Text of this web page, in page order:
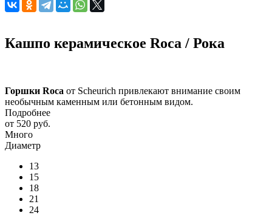
Кашпо керамическое Roca / Рока
Горшки Roca от Scheurich привлекают внимание своим
необычным каменным или бетонным видом.
Подробнее
от 520 руб.
Много
Диаметр
13
15
18
21
24